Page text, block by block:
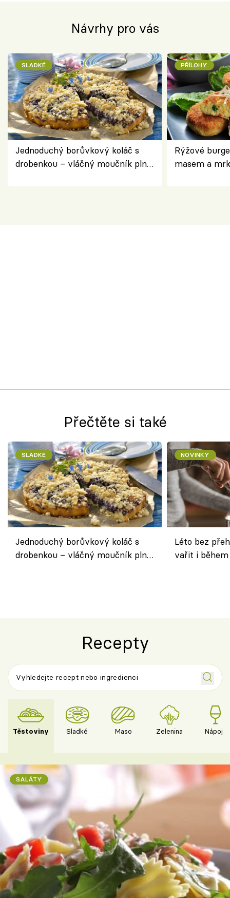
Návrhy pro vás
SLADKÉ
Jednoduchý borůvkový koláč s
drobenkou – vláčný moučník plný
PŘÍLOHY
Rýžové
masem a
Přečtěte si také
SLADKÉ
Jednoduchý borůvkový koláč s
drobenkou – vláčný moučník plný
NOVINKY
Léto bez
vařit i
Recepty
Těstoviny Sladké Maso Zelenina Nápoje
SALÁTY